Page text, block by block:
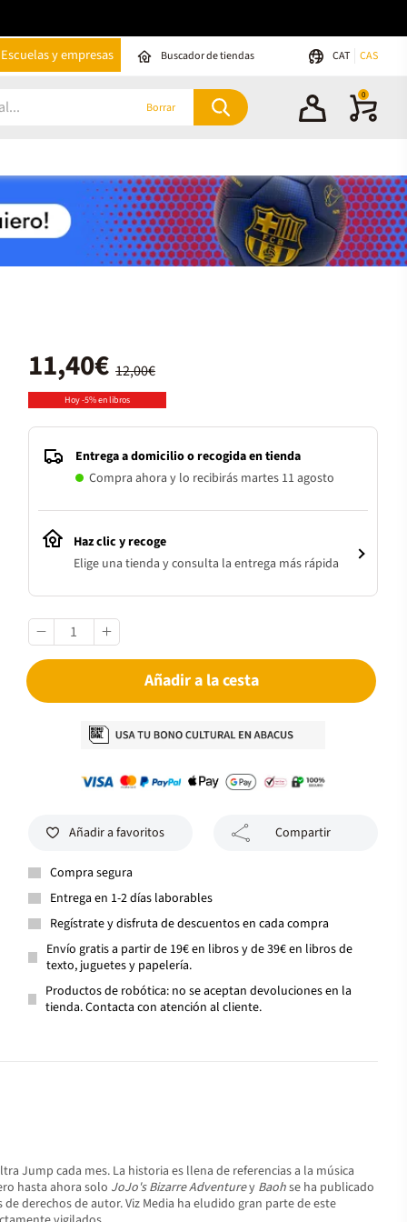
Escuelas y empresas Buscador de tiendas CAT CAS
Borrar
0
12,00€
11,40€
Hoy -5% en libros
Entrega a domicilio o recogida en tienda
Compra ahora y lo recibirás martes 11 agosto
Haz clic y recoge
Elige una tienda y consulta la entrega más rápida
Añadir a la cesta
Añadir a favoritos Compartir
Compra segura
Entrega en 1-2 días laborables
Regístrate y disfruta de descuentos en cada compra
Envío gratis a partir de 19€ en libros y de 39€ en libros de
texto, juguetes y papelería.
Productos de robótica: no se aceptan devoluciones en la
tienda. Contacta con atención al cliente.
Jump cada mes. La historia es llena de referencias a la música
hasta ahora solo JoJo's Bizarre Adventurey Baohse ha publicado
derechos de autor. Viz Media ha eludido gran parte de este